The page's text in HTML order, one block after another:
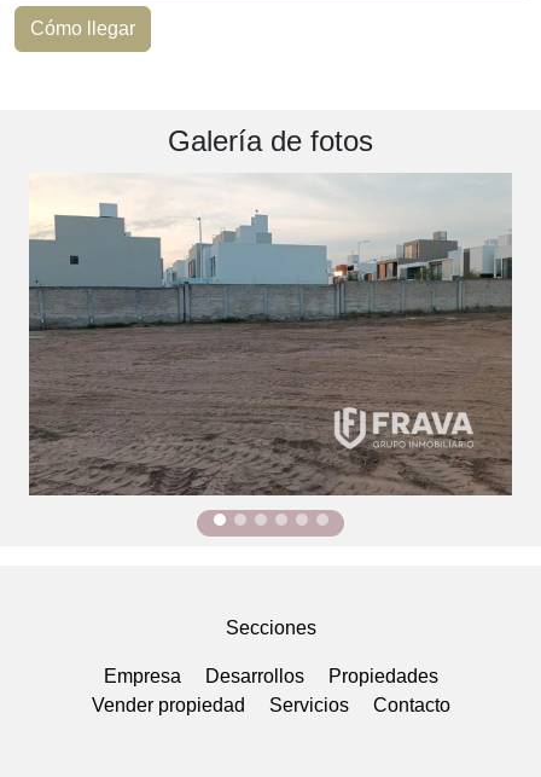
Cómo llegar
Galería de fotos
Secciones
Empresa Desarrollos
Propiedades
Vender propiedad
Servicios Contacto